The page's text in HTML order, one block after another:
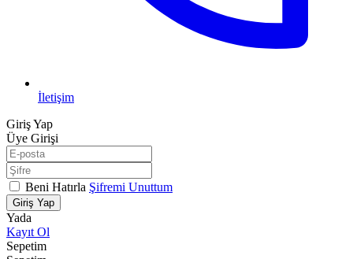
İletişim
Giriş Yap
Üye Girişi
Beni Hatırla Şifremi Unuttum
Giriş Yap
Yada
Kayıt Ol
Sepetim